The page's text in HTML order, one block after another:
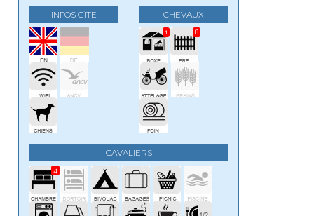
INFOS GÎTE CHEVAUX
1 8
CAVALIERS
4